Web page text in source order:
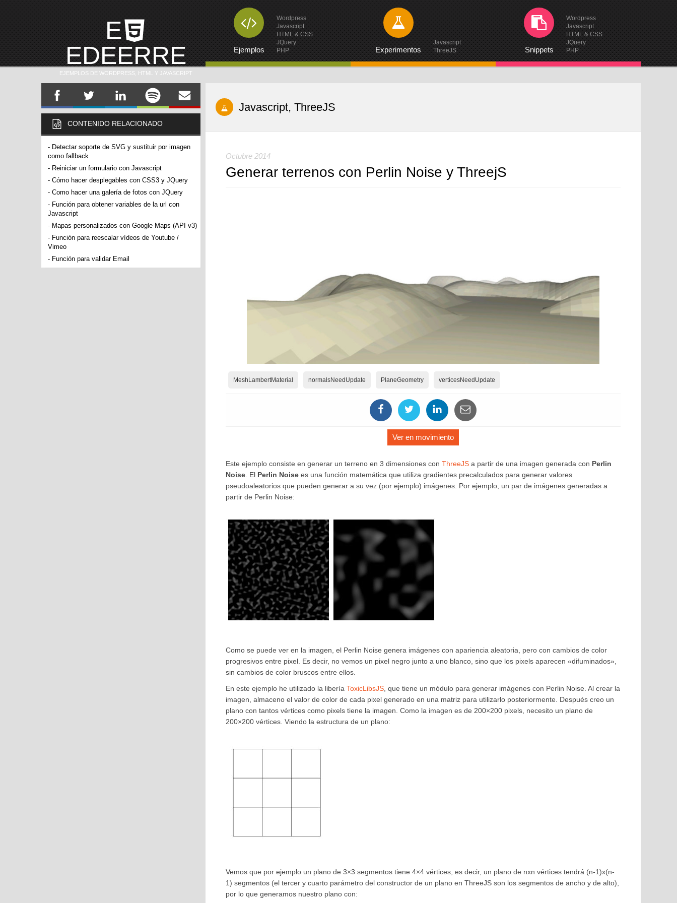
E
EDEERRE
EJEMPLOS DE WORDPRESS, HTML Y JAVASCRIPT
Ejemplos
Wordpress
Javascript
HTML & CSS
JQuery
PHP
Experimentos
Javascript
ThreeJS
Snippets
Wordpress
Javascript
HTML & CSS
JQuery
PHP
Javascript, ThreeJS
Octubre 2014
Generar terrenos con Perlin Noise y ThreejS
MeshLambertMaterial normalsNeedUpdate PlaneGeometry verticesNeedUpdate
Ver en movimiento
Este ejemplo consiste en generar un terreno en 3 dimensiones con ThreeJS a partir de una imagen generada con Perlin
Noise . El Perlin Noise es una función matemática que utiliza gradientes precalculados para generar valores
pseudoaleatorios que pueden generar a su vez (por ejemplo) imágenes. Por ejemplo, un par de imágenes generadas a
partir de Perlin Noise:
Como se puede ver en la imagen, el Perlin Noise genera imágenes con apariencia aleatoria, pero con cambios de color
progresivos entre pixel. Es decir, no vemos un pixel negro junto a uno blanco, sino que los pixels aparecen «difuminados»,
sin cambios de color bruscos entre ellos.
En este ejemplo he utilizado la libería ToxicLibsJS , que tiene un módulo para generar imágenes con Perlin Noise. Al crear la
imagen, almaceno el valor de color de cada pixel generado en una matriz para utilizarlo posteriormente. Después creo un
plano con tantos vértices como pixels tiene la imagen. Como la imagen es de 200×200 pixels, necesito un plano de
200×200 vértices. Viendo la estructura de un plano:
Vemos que por ejemplo un plano de 3×3 segmentos tiene 4×4 vértices, es decir, un plano de nxn vértices tendrá (n-1)x(n-
1) segmentos (el tercer y cuarto parámetro del constructor de un plano en ThreeJS son los segmentos de ancho y de alto),
por lo que generamos nuestro plano con:
CONTENIDO RELACIONADO
- Detectar soporte de SVG y sustituir por imagen
como fallback
- Reiniciar un formulario con Javascript
-Cómo hacer desplegables con CSS3 y JQuery
-Como hacer una galería de fotos con JQuery
- Función para obtener variables de la url con
Javascript
- Mapas personalizados con Google Maps (API v3)
- Función para reescalar vídeos de Youtube /
Vimeo
- Función para validar Email